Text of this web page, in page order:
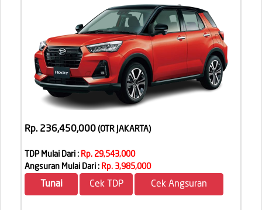
Rp. 236,450,000 (OTR JAKARTA)
TDP Mulai Dari : Rp. 29,543,000
Angsuran Mulai Dari : Rp. 3,985,000
Tunai Cek TDP Cek Angsuran